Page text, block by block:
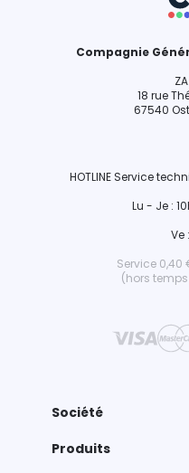
Compagnie
18 rue
67540
HOTLINE Service
Lu - Je :
Ve
Service
(hors
Société
Produits